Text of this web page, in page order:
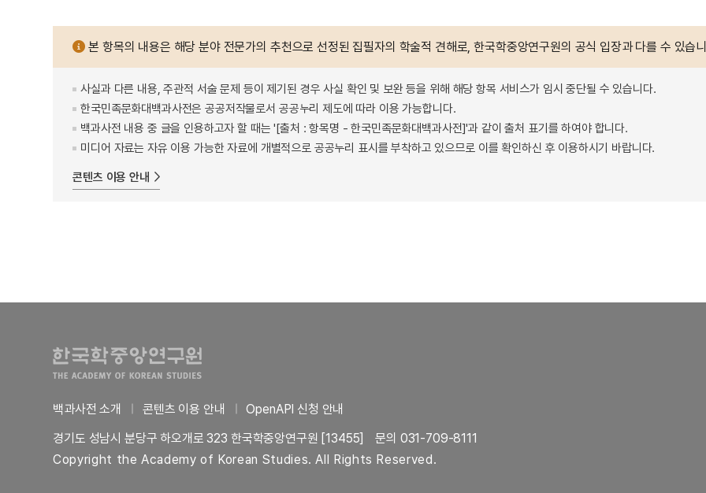
본 항목의 내용은 해당 분야 전문가의 추천으로 선정된 집필자의 학술적 견해로, 한국학중앙연구원의 공식 입장과 다를 수 있습
사실과 다른 내용, 주관적 서술 문제 등이 제기된 경우 사실 확인 및 보완 등을 위해 해당 항목 서비스가 임시 중단될 수 있습니다.
한국민족문화대백과사전은 공공저작물로서 공공누리 제도에 따라 이용 가능합니다.
백과사전 내용 중 글을 인용하고자 할 때는 '[출처 : 항목명 - 한국민족문화대백과사전]'과 같이 출처 표기를 하여야 합니다.
미디어 자료는 자유 이용 가능한 자료에 개별적으로 공공누리 표시를 부착하고 있으므로 이를 확인하신 후 이용하시기 바랍니다.
콘텐츠 이용 안내
백과사전 소개 콘텐츠 이용 안내
OpenAPI 신청 안내
경기도 성남시 분당구 하오개로 323 한국학중앙연구원 [13455]
문의 031-709-8111
Copyright the Academy of Korean Studies. All Rights Reserved.